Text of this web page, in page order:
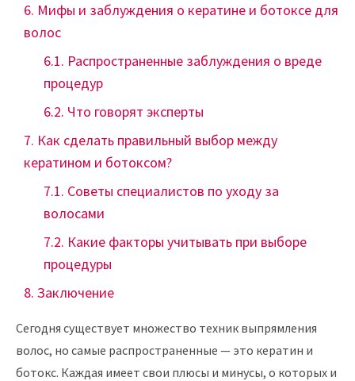
Мифы и заблуждения о кератине и ботоксе для
волос
Распространенные заблуждения о вреде
процедур
Что говорят эксперты
Как сделать правильный выбор между
кератином и ботоксом?
Советы специалистов по уходу за
волосами
Какие факторы учитывать при выборе
процедуры
Заключение
Сегодня существует множество техник выпрямления
волос, но самые распространенные — это кератин и
ботокс. Каждая имеет свои плюсы и минусы, о которых и